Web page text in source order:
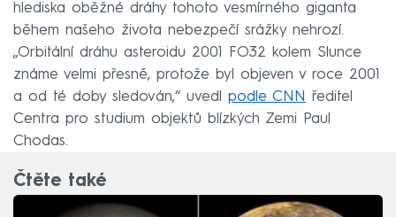
hlediska oběžné dráhy tohoto vesmírného giganta
během našeho života nebezpečí srážky nehrozí.
„Orbitální dráhu asteroidu 2001 FO32 kolem Slunce
známe velmi přesně, protože byl objeven v roce 2001
a od té doby sledován,“ uvedl podle CNN ředitel
Centra pro studium objektů blízkých Zemi Paul
Chodas.
Čtěte také